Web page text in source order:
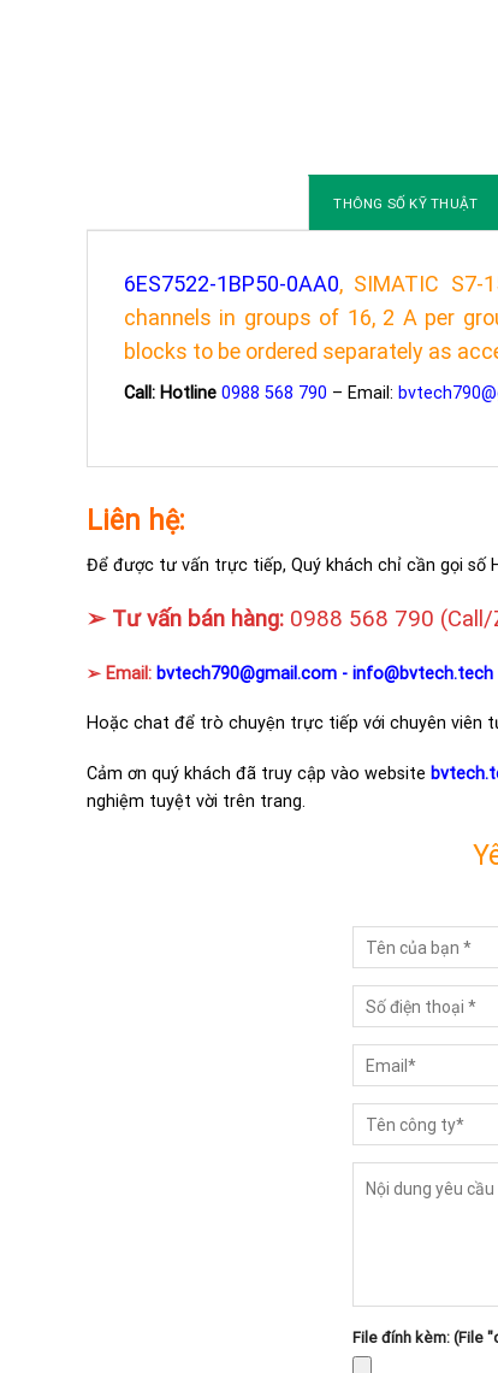
THÔNG SỐ KỸ THUẬT
6ES7522-1BP50-0AA0, SIMATIC S7-
channels in groups of 16, 2 A per
blocks to be ordered separately as
Call: Hotline 0988 568 790 – Email:
Liên hệ:
Để được tư vấn trực tiếp, Quý khách chỉ cần gọi số
➢ Tư vấn bán hàng: 0988 568 790
➢ Email: bvtech790@gmail.com - info@bvtech.tech
Hoặc chat để trò chuyện trực tiếp với chuyên viên
Cảm ơn quý khách đã truy cập vào website
nghiệm tuyệt vời trên trang.
File đính kèm: (File